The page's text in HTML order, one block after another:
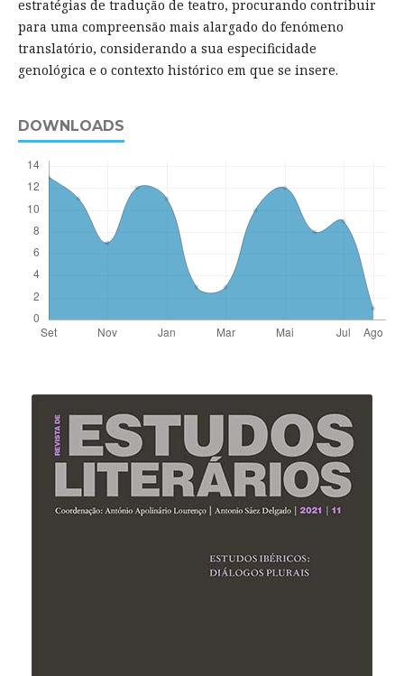
estratégias de tradução de teatro, procurando contribuir
para uma compreensão mais alargado do fenómeno
translatório, considerando a sua especificidade
genológica e o contexto histórico em que se insere.
DOWNLOADS